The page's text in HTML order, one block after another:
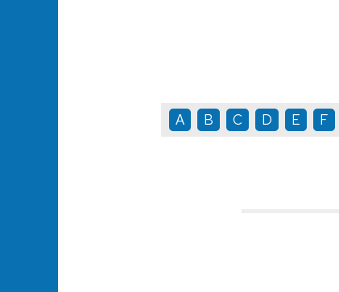
A B C D E F